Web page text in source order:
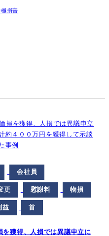
極損害
会社員
更 慰謝料 物損
益 首
獲得、人損では異議申立に